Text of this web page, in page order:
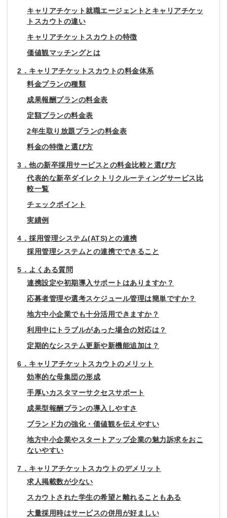
キャリアチケット就職エージェントとキャリアチケッ
トスカウトの違い
キャリアチケットスカウトの特徴
価値観マッチングとは
2．キャリアチケットスカウトの料金体系
料金プランの種類
成果報酬プランの料金表
定額プランの料金表
2年生取り放題プランの料金表
料金の特徴と選び方
3．他の新卒採用サービスとの料金比較と選び方
代表的な新卒ダイレクトリクルーティングサービス比
較一覧
チェックポイント
実績例
4．採用管理システム(ATS)との連携
採用管理システムとの連携でできること
5．よくある質問
連携設定や初期導入サポートはありますか？
応募者管理や選考スケジュール管理は簡単ですか？
地方中小企業でも十分活用できますか？
利用中にトラブルがあった場合の対応は？
定期的なシステム更新や新機能追加は？
6．キャリアチケットスカウトのメリット
効率的な母集団の形成
手厚いカスタマーサクセスサポート
成果型報酬プランの導入しやすさ
ブランド力の強化・価値観を伝えやすい
地方中小企業やスタートアップ企業の魅力訴求をおこ
ないやすい
7．キャリアチケットスカウトのデメリット
求人掲載数が少ない
スカウトされた学生の希望と離れることもある
大量採用時はサービスの併用が好ましい